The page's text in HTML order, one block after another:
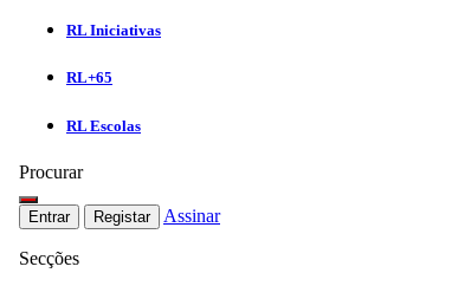
RL Iniciativas
RL+65
RL Escolas
Procurar
Entrar Registar Assinar
Secções